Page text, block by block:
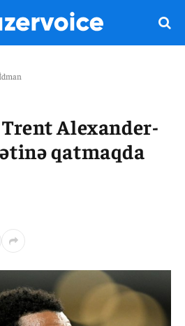
Alexander-
qatmaqda